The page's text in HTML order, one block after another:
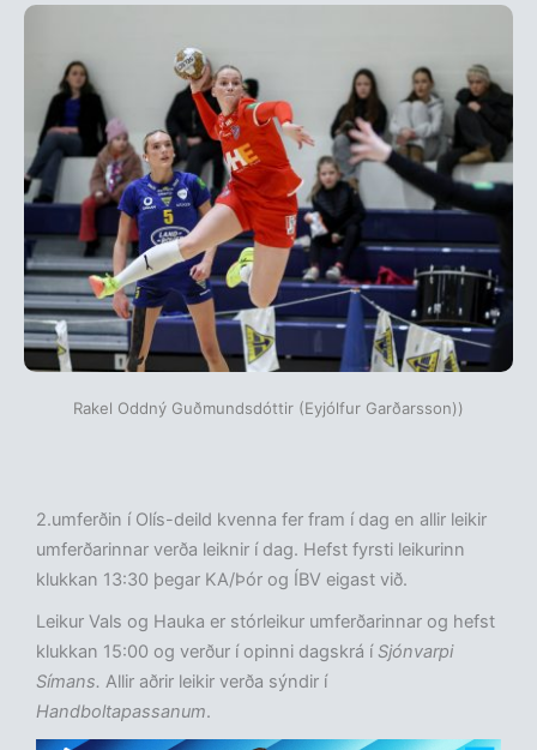
Rakel Oddný Guðmundsdóttir (Eyjólfur Garðarsson))
2.umferðin í Olís-deild kvenna fer fram í dag en allir leikir
umferðarinnar verða leiknir í dag. Hefst fyrsti leikurinn
klukkan 13:30 þegar KA/Þór og ÍBV eigast við.
Leikur Vals og Hauka er stórleikur umferðarinnar og hefst
klukkan 15:00 og verður í opinni dagskrá íSjónvarpi
Símans. Allir aðrir leikir verða sýndir í
Handboltapassanum.